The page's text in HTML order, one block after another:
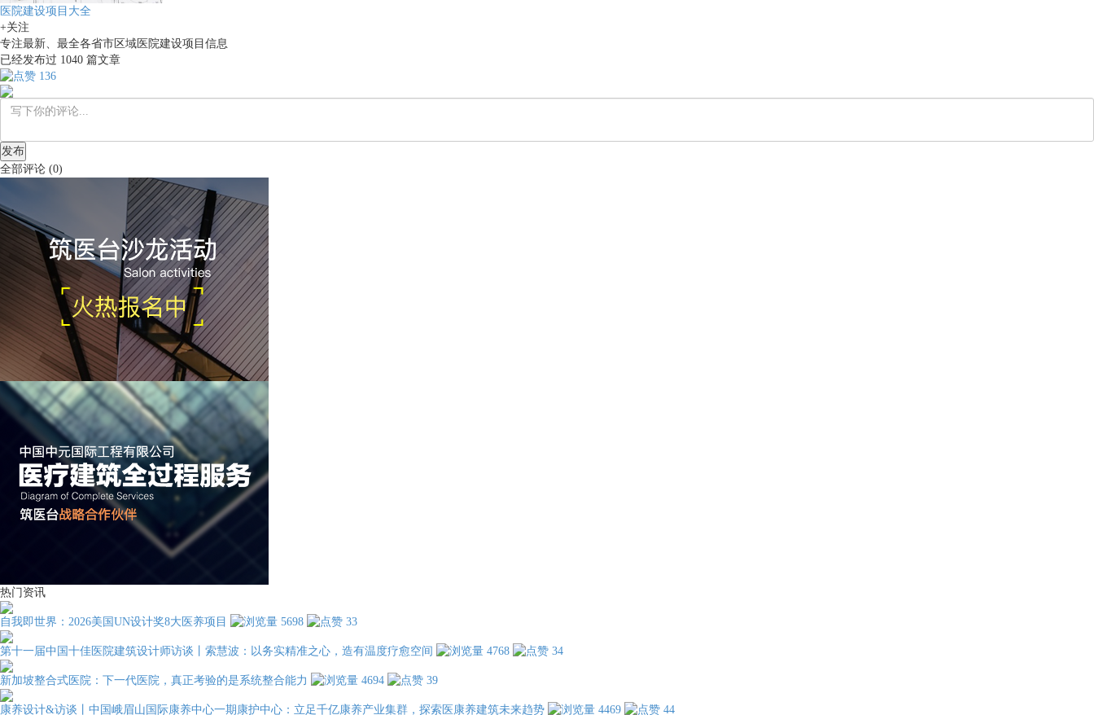
医院建设项目大全
+关注
专注最新、最全各省市区域医院建设项目信息
已经发布过 1040 篇文章
136
发布
全部评论 (0)
热门资讯
自我即世界：2026美国UN设计奖8大医养项目 5698 33
第十一届中国十佳医院建筑设计师访谈丨索慧波：以务实精准之心，造有温度疗愈空间 4768 34
新加坡整合式医院：下一代医院，真正考验的是系统整合能力 4694 39
康养设计&访谈丨中国峨眉山国际康养中心一期康护中心：立足千亿康养产业集群，探索医康养建筑未来趋势 4469 44